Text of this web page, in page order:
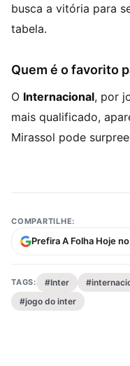
busca a vitória para
tabela.
Quem é o favorito
O Internacional, por
mais qualificado,
Mirassol pode
COMPARTILHE:
Prefira A Folha Hoje
TAGS: #Inter
#jogo do inter